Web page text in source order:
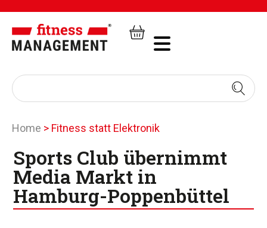
Home > Fitness statt Elektronik
Sports Club übernimmt
Media Markt in
Hamburg-Poppenbüttel